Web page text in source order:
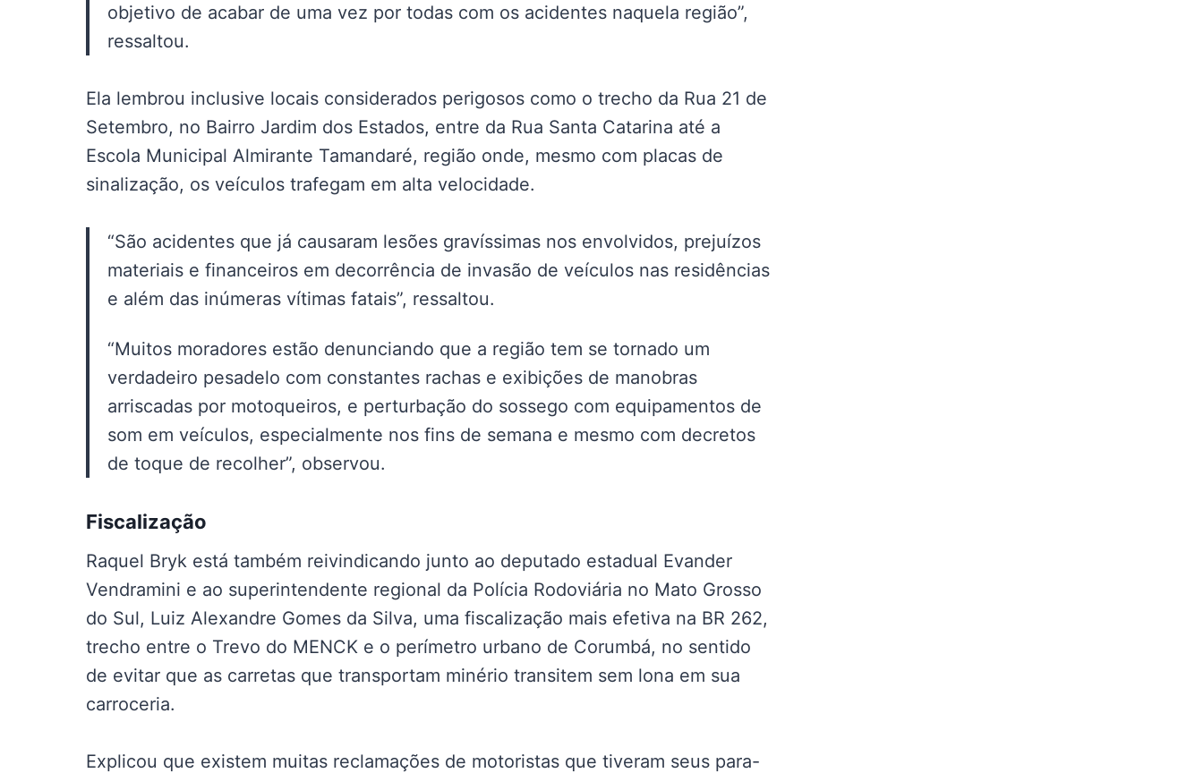
objetivo de acabar de uma vez por todas com os acidentes naquela região”,
ressaltou.
Ela lembrou inclusive locais considerados perigosos como o trecho da Rua 21 de
Setembro, no Bairro Jardim dos Estados, entre da Rua Santa Catarina até a
Escola Municipal Almirante Tamandaré, região onde, mesmo com placas de
sinalização, os veículos trafegam em alta velocidade.
“São acidentes que já causaram lesões gravíssimas nos envolvidos, prejuízos
materiais e financeiros em decorrência de invasão de veículos nas residências
e além das inúmeras vítimas fatais”, ressaltou.
“Muitos moradores estão denunciando que a região tem se tornado um
verdadeiro pesadelo com constantes rachas e exibições de manobras
arriscadas por motoqueiros, e perturbação do sossego com equipamentos de
som em veículos, especialmente nos fins de semana e mesmo com decretos
de toque de recolher”, observou.
Fiscalização
Raquel Bryk está também reivindicando junto ao deputado estadual Evander
Vendramini e ao superintendente regional da Polícia Rodoviária no Mato Grosso
do Sul, Luiz Alexandre Gomes da Silva, uma fiscalização mais efetiva na BR 262,
trecho entre o Trevo do MENCK e o perímetro urbano de Corumbá, no sentido
de evitar que as carretas que transportam minério transitem sem lona em sua
carroceria.
Explicou que existem muitas reclamações de motoristas que tiveram seus para-